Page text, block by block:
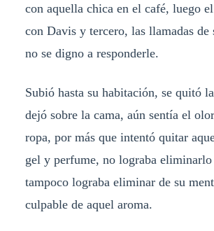
con aquella chica en el café, luego
con Davis y tercero, las llamadas de
no se digno a responderle.
Subió hasta su habitación, se quitó
dejó sobre la cama, aún sentía el
ropa, por más que intentó quitar
gel y perfume, no lograba
tampoco lograba eliminar de su
culpable de aquel aroma.